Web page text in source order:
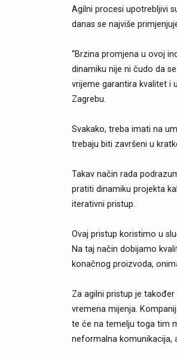
Agilni procesi upotrebljivi
danas se najviše
“Brzina promjena u ovoj
dinamiku nije ni čudo da
vrijeme garantira kvalitet i
Zagrebu.
Svakako, treba imati na
trebaju biti završeni u
Takav način rada
pratiti dinamiku projekta
iterativni pristup.
Ovaj pristup koristimo u
Na taj način dobijamo
konačnog proizvoda,
Za agilni pristup je
vremena mijenja.
te će na temelju toga tim
neformalna komunikacija,